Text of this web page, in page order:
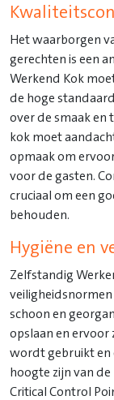
Het waarborgen
gerechten is een
Werkend Kok
de hoge
over de smaak en
kok moet
opmaak om
voor de gasten.
cruciaal om een
behouden.
Hygiëne en
Zelfstandig
schoon en
opslaan en
wordt gebruikt en
hoogte zijn van de
Critical Control